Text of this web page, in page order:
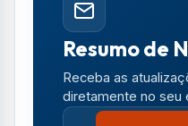
Resumo de
Receba as
diretamente no seu